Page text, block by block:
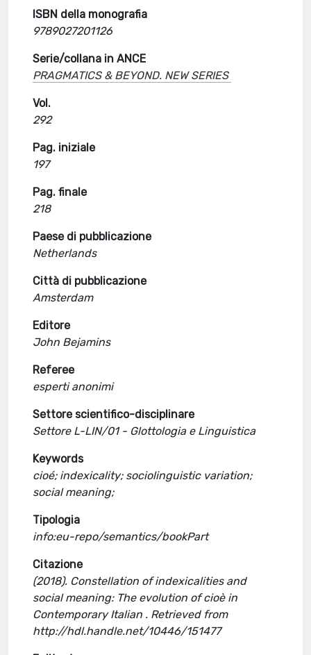
ISBN della monografia
9789027201126
Serie/collana in ANCE
PRAGMATICS & BEYOND. NEW SERIES
Vol.
292
Pag. iniziale
197
Pag. finale
218
Paese di pubblicazione
Netherlands
Città di pubblicazione
Amsterdam
Editore
John Bejamins
Referee
esperti anonimi
Settore scientifico-disciplinare
Settore L-LIN/01 - Glottologia e Linguistica
Keywords
cioé; indexicality; sociolinguistic variation;
social meaning;
Tipologia
info:eu-repo/semantics/bookPart
Citazione
(2018). Constellation of indexicalities and
social meaning: The evolution of cioè in
Contemporary Italian . Retrieved from
http://hdl.handle.net/10446/151477